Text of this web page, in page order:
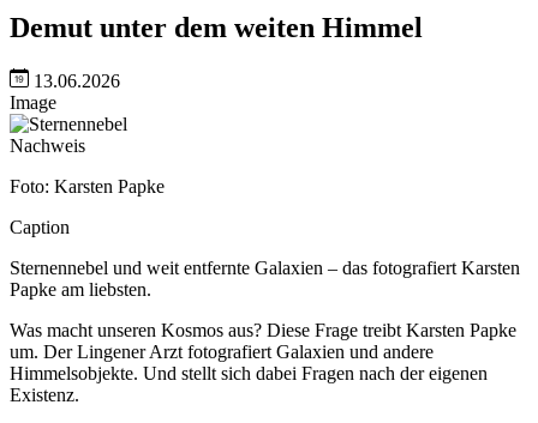
Demut unter dem weiten Himmel
13.06.2026
Image
Nachweis
Foto: Karsten Papke
Caption
Sternennebel und weit entfernte Galaxien – das fotografiert Karsten
Papke am liebsten.
Was macht unseren Kosmos aus? Diese Frage treibt Karsten Papke
um. Der Lingener Arzt fotografiert Galaxien und andere
Himmelsobjekte. Und stellt sich dabei Fragen nach der eigenen
Existenz.